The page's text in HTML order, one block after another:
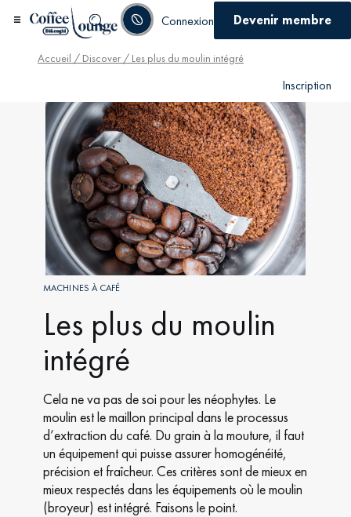
Connexion Devenir membre
Inscription
Accueil / Discover / Les plus du moulin intégré
MACHINES À CAFÉ
Les plus du moulin
intégré
Cela ne va pas de soi pour les néophytes. Le
moulin est le maillon principal dans le processus
d’extraction du café. Du grain à la mouture, il faut
un équipement qui puisse assurer homogénéité,
précision et fraîcheur. Ces critères sont de mieux en
mieux respectés dans les équipements où le moulin
(broyeur) est intégré. Faisons le point.